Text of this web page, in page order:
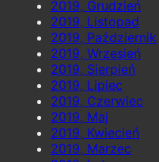
2019, Grudzień
2019, Listopad
2019, Październik
2019, Wrzesień
2019, Sierpień
2019, Lipiec
2019, Czerwiec
2019, Maj
2019, Kwiecień
2019, Marzec